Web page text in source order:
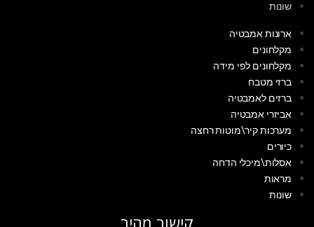
שונות
ארונות אמבטיה
מקלחונים
מקלחונים לפי מידה
ברזי מטבח
ברזים לאמבטיה
אביזרי אמבטיה
מערכות קיר\מוטות רחצה
כיורים
אסלות\מיכלי הדחה
מראות
שונות